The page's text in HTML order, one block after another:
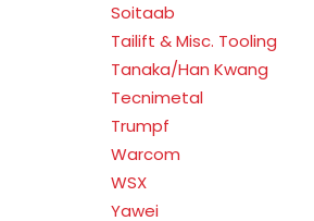
Soitaab
Tailift & Misc. Tooling
Tanaka/Han Kwang
Tecnimetal
Trumpf
Warcom
WSX
Yawei